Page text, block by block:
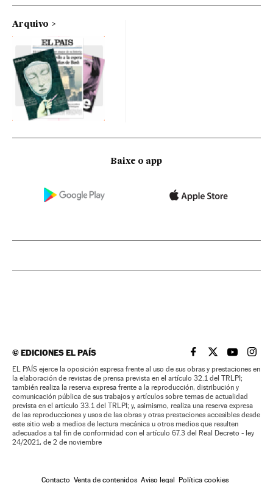
Arquivo
Baixe o app
©EDICIONES EL PAÍS EL PAÍS BRASIL EN
EL PAÍSEL PAÍS
EL
EL PAÍS ejerce la oposición expresa frente al uso de sus obras y prestaciones en
la elaboración de revistas de prensa prevista en el artículo 32.1 del TRLPI;
también realiza la reserva expresa frente a la reproducción, distribución y
comunicación pública de sus trabajos y artículos sobre temas de actualidad
prevista en el artículo 33.1 del TRLPI; y, asimismo, realiza una reserva expresa
de las reproducciones y usos de las obras y otras prestaciones accesibles desde
este sitio web a medios de lectura mecánica u otros medios que resulten
adecuados a tal fin de conformidad con el artículo 67.3 del Real Decreto - ley
24/2021, de 2 de noviembre
Contacto Venta de contenidos Aviso legal Política cookies